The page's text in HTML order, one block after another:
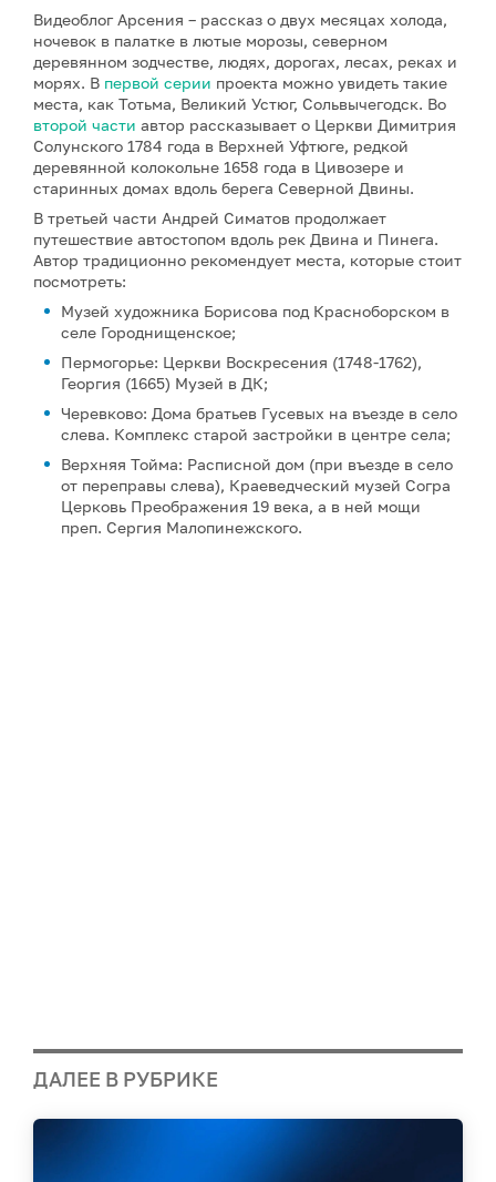
Видеоблог Арсения – рассказ о двух месяцах холода,
ночевок в палатке в лютые морозы, северном
деревянном зодчестве, людях, дорогах, лесах, реках и
морях. В первой серии проекта можно увидеть такие
места, как Тотьма, Великий Устюг, Сольвычегодск. Во
второй части автор рассказывает о Церкви Димитрия
Солунского 1784 года в Верхней Уфтюге, редкой
деревянной колокольне 1658 года в Цивозере и
старинных домах вдоль берега Северной Двины.
В третьей части Андрей Симатов продолжает
путешествие автостопом вдоль рек Двина и Пинега.
Автор традиционно рекомендует места, которые стоит
посмотреть:
Музей художника Борисова под Красноборском в
селе Городнищенское;
Пермогорье: Церкви Воскресения (1748-1762),
Георгия (1665) Музей в ДК;
Черевково: Дома братьев Гусевых на въезде в село
слева. Комплекс старой застройки в центре села;
Верхняя Тойма: Расписной дом (при въезде в село
от переправы слева), Краеведческий музей Согра
Церковь Преображения 19 века, а в ней мощи
преп. Сергия Малопинежского.
ДАЛЕЕ В РУБРИКЕ